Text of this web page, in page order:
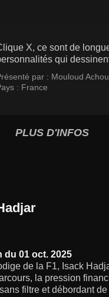
X, ce sont de
qui
par : Mouloud
: France
PLUS D'INFOS
du 01 oct. 2025
de la F1, Isack
la pression
filtre et débordant